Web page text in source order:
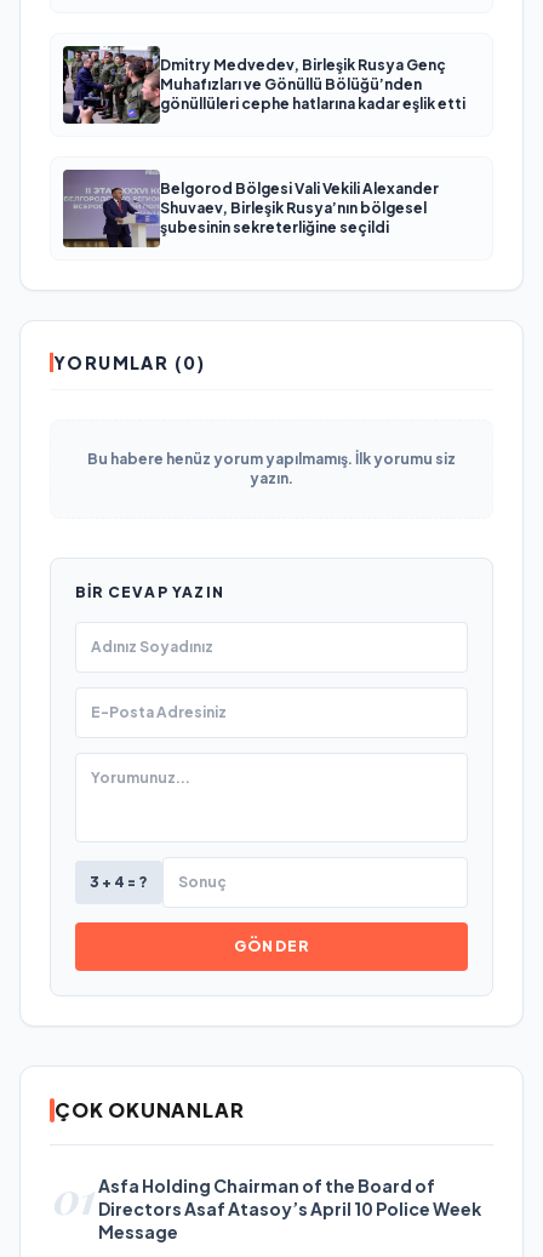
Dmitry Medvedev, Birleşik Rusya Genç
Muhafızları ve Gönüllü Bölüğü’nden
gönüllüleri cephe hatlarına kadar eşlik etti
Belgorod Bölgesi Vali Vekili Alexander
Shuvaev, Birleşik Rusya’nın bölgesel
şubesinin sekreterliğine seçildi
YORUMLAR (0)
Bu habere henüz yorum yapılmamış. İlk yorumu siz
yazın.
BIR CEVAP YAZIN
3 + 4 = ?
GÖNDER
ÇOK OKUNANLAR
01Asfa Holding Chairman of the Board of
Directors Asaf Atasoy’s April 10 Police Week
Message